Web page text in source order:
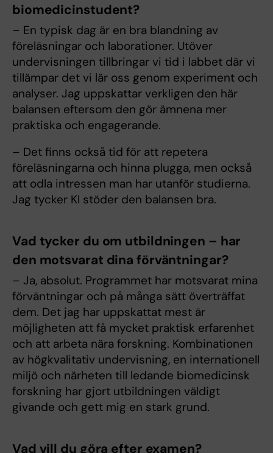
biomedicinstudent?
– En typisk dag är en bra blandning av
föreläsningar och laborationer. Utöver
undervisningen tillbringar vi tid i labbet där vi
tillämpar det vi lär oss genom experiment och
analyser. Jag uppskattar verkligen den här
balansen eftersom den gör ämnena mer
praktiska och engagerande.
– Det finns också tid för att repetera
föreläsningarna och hinna plugga, men också
att odla intressen man har utanför studierna.
Jag tycker KI stöder den balansen bra.
Vad tycker du om utbildningen – har
den motsvarat dina förväntningar?
– Ja, absolut. Programmet har motsvarat mina
förväntningar och på många sätt överträffat
dem. Det jag har uppskattat mest är
möjligheten att få mycket praktisk erfarenhet
och att arbeta nära forskning. Kombinationen
av högkvalitativ undervisning, en internationell
miljö och närheten till ledande biomedicinsk
forskning har gjort utbildningen väldigt
givande och gett mig en stark grund.
Vad vill du göra efter examen?